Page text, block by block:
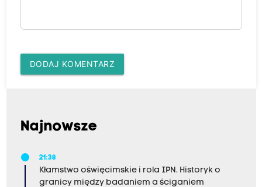
DODAJ KOMENTARZ
Najnowsze
21:38
Kłamstwo oświęcimskie i rola IPN. Historyk o
granicy między badaniem a ściganiem